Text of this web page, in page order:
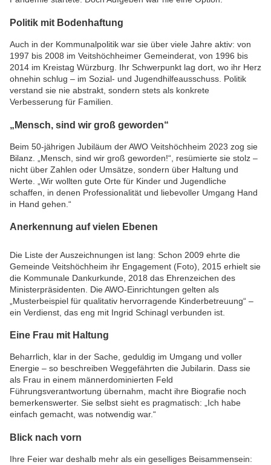
Politik mit Bodenhaftung
Auch in der Kommunalpolitik war sie über viele Jahre aktiv: von
1997 bis 2008 im Veitshöchheimer Gemeinderat, von 1996 bis
2014 im Kreistag Würzburg. Ihr Schwerpunkt lag dort, wo ihr Herz
ohnehin schlug – im Sozial- und Jugendhilfeausschuss. Politik
verstand sie nie abstrakt, sondern stets als konkrete
Verbesserung für Familien.
„Mensch, sind wir groß geworden“
Beim 50-jährigen Jubiläum der AWO Veitshöchheim 2023 zog sie
Bilanz. „Mensch, sind wir groß geworden!“, resümierte sie stolz –
nicht über Zahlen oder Umsätze, sondern über Haltung und
Werte. „Wir wollten gute Orte für Kinder und Jugendliche
schaffen, in denen Professionalität und liebevoller Umgang Hand
in Hand gehen.“
Anerkennung auf vielen Ebenen
Die Liste der Auszeichnungen ist lang: Schon 2009 ehrte die
Gemeinde Veitshöchheim ihr Engagement (Foto), 2015 erhielt sie
die Kommunale Dankurkunde, 2018 das Ehrenzeichen des
Ministerpräsidenten. Die AWO-Einrichtungen gelten als
„Musterbeispiel für qualitativ hervorragende Kinderbetreuung“ –
ein Verdienst, das eng mit Ingrid Schinagl verbunden ist.
Eine Frau mit Haltung
Beharrlich, klar in der Sache, geduldig im Umgang und voller
Energie – so beschreiben Weggefährten die Jubilarin. Dass sie
als Frau in einem männerdominierten Feld
Führungsverantwortung übernahm, macht ihre Biografie noch
bemerkenswerter. Sie selbst sieht es pragmatisch: „Ich habe
einfach gemacht, was notwendig war.“
Blick nach vorn
Ihre Feier war deshalb mehr als ein geselliges Beisammensein: